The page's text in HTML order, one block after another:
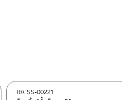
สินค้าลดราคา เคลียร์สต็อก
RA SS-00221